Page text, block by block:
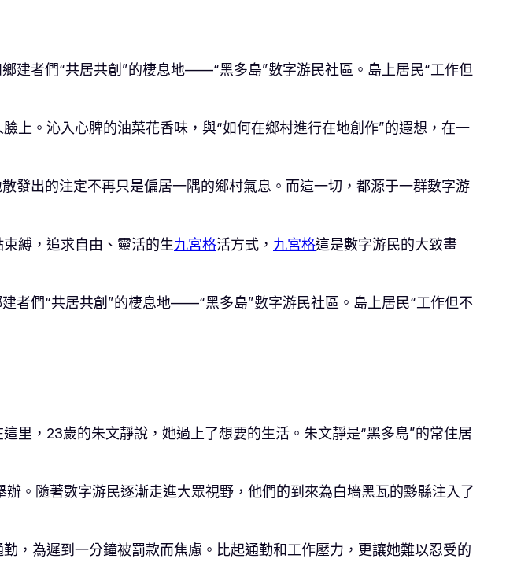
建者們“共居共創”的棲息地——“黑多島”數字游民社區。島上居民“工作但
上。沁入心脾的油菜花香味，與“如何在鄉村進行在地創作”的遐想，在一
發出的注定不再只是偏居一隅的鄉村氣息。而這一切，都源于一群數字游
縛，追求自由、靈活的生九宮格活方式， 九宮格這是數字游民的大致畫
者們“共居共創”的棲息地——“黑多島”數字游民社區。島上居民“工作但不
里，23歲的朱文靜說，她過上了想要的生活。朱文靜是“黑多島”的常住居
。隨著數字游民逐漸走進大眾視野，他們的到來為白墻黑瓦的黟縣注入了
，為遲到一分鐘被罰款而焦慮。比起通勤和工作壓力，更讓她難以忍受的